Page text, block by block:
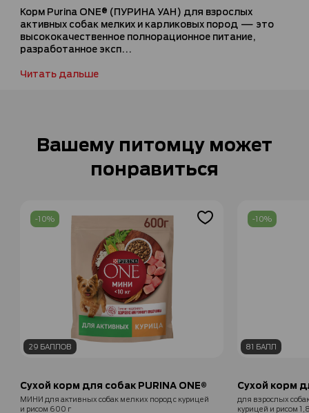
Корм Purina ONE® (ПУРИНА УАН) для взрослых
активных собак мелких и карликовых пород — это
высококачественное полнорационное питание,
разработанное эксп...
Читать дальше
Вашему питомцу может
понравиться
-10%
29 БАЛЛОВ
Сухой корм для собак PURINA ONE®
МИНИ для активных собак мелких пород с курицей
и рисом 600 г
-10%
81 БАЛЛ
Сухой корм
для взрослых
курицей и рисом